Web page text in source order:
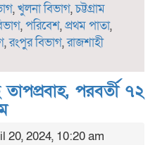
,খুলনা বিভাগ,চট্টগ্রাম
,পরিবেশ,প্রথম পাতা,
,রংপুর বিভাগ,রাজশাহী
পরবর্তী ৭২
20, 2024, 10:20 am